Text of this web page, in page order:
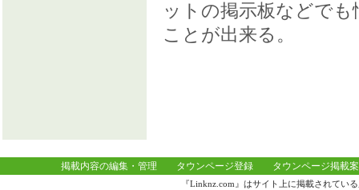
ットの掲示板などでも
ことが出来る。
掲載内容の編集・管理 タウンページ登録 タウンページ掲載
『Linknz.com』はサイト上に掲載されてい